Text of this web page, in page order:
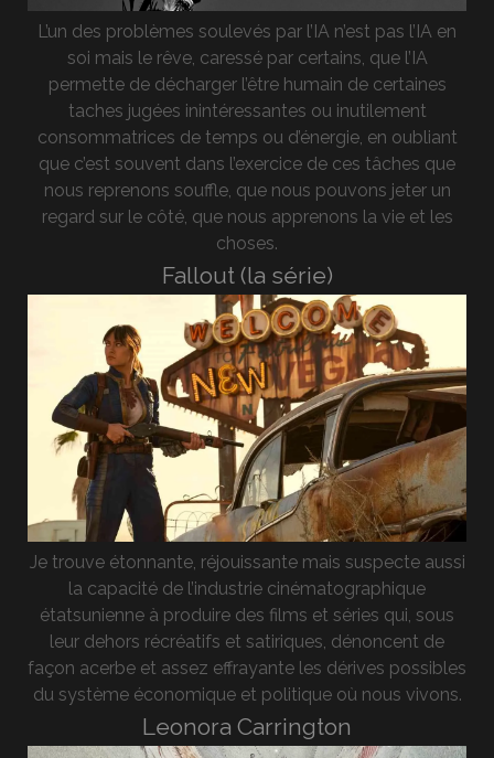
L’un des problèmes soulevés par l’IA n’est pas l’IA en
soi mais le rêve, caressé par certains, que l’IA
permette de décharger l’être humain de certaines
taches jugées inintéressantes ou inutilement
consommatrices de temps ou d’énergie, en oubliant
que c’est souvent dans l’exercice de ces tâches que
nous reprenons souffle, que nous pouvons jeter un
regard sur le côté, que nous apprenons la vie et les
choses.
Fallout (la série)
Je trouve étonnante, réjouissante mais suspecte aussi
la capacité de l’industrie cinématographique
étatsunienne à produire des films et séries qui, sous
leur dehors récréatifs et satiriques, dénoncent de
façon acerbe et assez effrayante les dérives possibles
du système économique et politique où nous vivons.
Leonora Carrington